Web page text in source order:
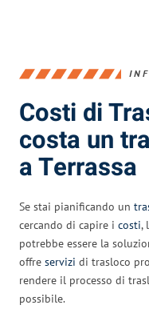
Costi di
costa un
a Terrassa
Se stai pianificando un
cercando di capire i costi,
potrebbe essere la
offre servizi di trasloco
rendere il processo di
possibile.